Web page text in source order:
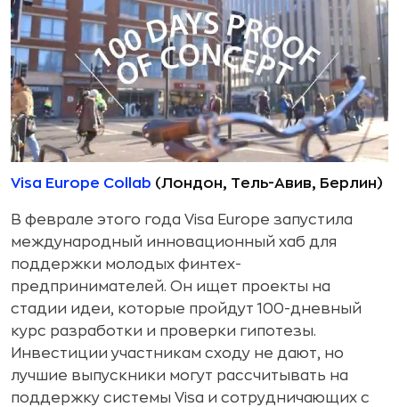
Visa Europe Collab (Лондон, Тель-Авив, Берлин)
В феврале этого года Visa Europe запустила
международный инновационный хаб для
поддержки молодых финтех-
предпринимателей. Он ищет проекты на
стадии идеи, которые пройдут 100-дневный
курс разработки и проверки гипотезы.
Инвестиции участникам сходу не дают, но
лучшие выпускники могут рассчитывать на
поддержку системы Visa и сотрудничающих с